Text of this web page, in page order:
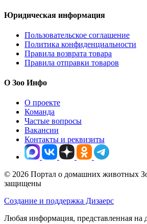
Юридическая информация
Пользовательское соглашение
Политика конфиденциальности
Правила возврата товара
Правила отправки товаров
О Зоо Инфо
О проекте
Команда
Частые вопросы
Вакансии
Контакты и реквизиты
© 2026 Портал о домашних животных
защищены
Создание и поддержка Дизаерс
Любая информация, представленная на